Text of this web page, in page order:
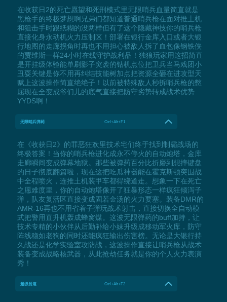
在收获日2的死亡愿望和死刑模式里无限哨兵血量简直就是
黑枪手的终极梦想啊兄弟们都知道普通哨兵枪在面对推土机
和狙击手时跟纸糊的没两样但有了这个隐藏神技你的哨兵枪
直接化身永动机火力压制区！部署在银行金库入口或者大银
行地图的走廊拐角时再也不用担心被敌人拆了血包像钢铁侠
的贾维斯一样24小时在线守护战利品！独狼玩家用这招简直
是开挂级体验能单刷影子突袭的钻机点位把卫兵当马戏团小
丑耍关键是你不用再纠结技能树加点把资源全砸在进攻型天
赋上这波操作简直绝绝子！以前被特殊敌人秒拆哨兵枪的憋
屈现在全变成爷们儿的底气直接把防守劣势转成战术优势
YYDS啊！
无限哨兵弹药 Ctrl+Alt+F1
在《收获日2》的罪恶狂欢里技术宅们终于找到制霸战场的
终极答案！当你的哨兵枪进化成永不停火的自动炮塔，金库
走廊瞬间变成弹幕地狱。那些被弹药百分比折磨到想摔键盘
的日子彻底翻篇啦，现在这把吃瓜神器能在霍克斯顿突围战
中全程喷火，连推土机装甲车都得绕道走。想象一下在死亡
之愿难度里，你的自动炮塔像开了狂暴形态一样疯狂倾泻子
弹，队友复活区直接变成固若金汤的火力要塞。装备DMR的
AMR-16再也不用省着子弹玩战术射击，直接切换全自动模
式把警用直升机轰成蜂窝煤。这波无限弹药的buff加持，让
技术专精的小伙伴从后勤补给小妹升级成移动军火库，防守
阵线稳如老狗的同时还能疯狂输出伤害榜。无论是大银行持
久战还是化学实验室攻防战，这波操作直接让哨兵枪从战术
装备变成战略核武器，从此抢劫任务就是你的个人火力表演
秀！
超级射速 Ctrl+Alt+F2